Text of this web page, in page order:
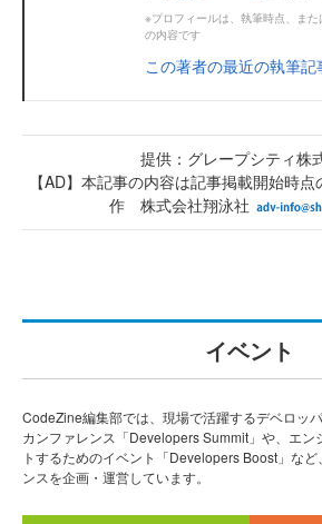
※プロフィールは、執筆時点、ま
の内容です
この著者の最近の執筆記
提供：グレープシティ株
【AD】本記事の内容は記事掲載開始時
作 株式会社翔泳社
イベント
CodeZine編集部では、現場で活躍するデベロッ
カンファレンス「Developers Summit」や、エン
トするためのイベント「Developers Boost」な
ンスを企画・運営しています。